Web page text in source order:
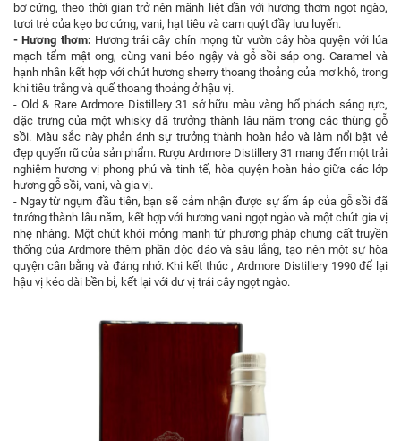
bơ cứng, theo thời gian trở nên mãnh liệt dần với hương thơm ngọt ngào,
tươi trẻ của kẹo bơ cứng, vani, hạt tiêu và cam quýt đầy lưu luyến.
- Hương thơm: Hương trái cây chín mọng từ vườn cây hòa quyện với lúa
mạch tẩm mật ong, cùng vani béo ngậy và gỗ sồi sáp ong. Caramel và
hạnh nhân kết hợp với chút hương sherry thoang thoảng của mơ khô, trong
khi tiêu trắng và quế thoang thoảng ở hậu vị.
- Old & Rare Ardmore Distillery 31 sở hữu màu vàng hổ phách sáng rực,
đặc trưng của một whisky đã trưởng thành lâu năm trong các thùng gỗ
sồi. Màu sắc này phản ánh sự trưởng thành hoàn hảo và làm nổi bật vẻ
đẹp quyến rũ của sản phẩm. Rượu Ardmore Distillery 31 mang đến một trải
nghiệm hương vị phong phú và tinh tế, hòa quyện hoàn hảo giữa các lớp
hương gỗ sồi, vani, và gia vị.
- Ngay từ ngụm đầu tiên, bạn sẽ cảm nhận được sự ấm áp của gỗ sồi đã
trưởng thành lâu năm, kết hợp với hương vani ngọt ngào và một chút gia vị
nhẹ nhàng. Một chút khói mỏng manh từ phương pháp chưng cất truyền
thống của Ardmore thêm phần độc đáo và sâu lắng, tạo nên một sự hòa
quyện cân bằng và đáng nhớ. Khi kết thúc , Ardmore Distillery 1990 để lại
hậu vị kéo dài bền bỉ, kết lại với dư vị trái cây ngọt ngào.